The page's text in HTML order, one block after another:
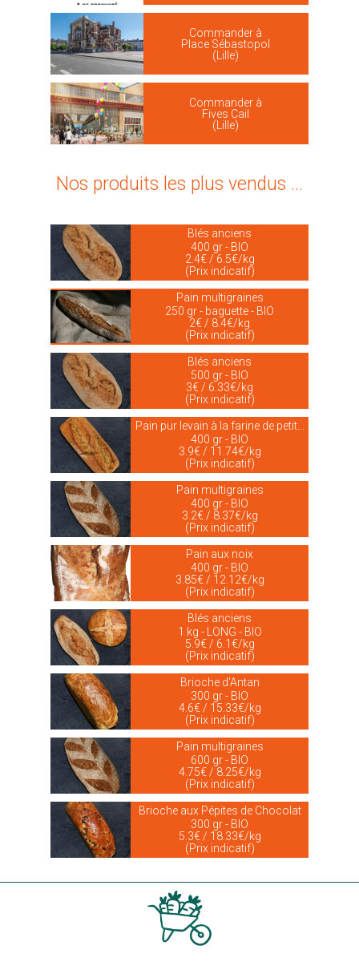
Commander à
Place Sébastopol
(Lille)
Commander à
Fives Cail
(Lille)
Nos produits les plus vendus ...
Blés anciens
400 gr - BIO
2.4€ / 6.5€/kg
(Prix indicatif)
Pain multigraines
250 gr - baguette - BIO
2€ / 8.4€/kg
(Prix indicatif)
Blés anciens
500 gr - BIO
3€ / 6.33€/kg
(Prix indicatif)
Pain pur levain à la farine de petit...
400 gr - BIO
3.9€ / 11.74€/kg
(Prix indicatif)
Pain multigraines
400 gr - BIO
3.2€ / 8.37€/kg
(Prix indicatif)
Pain aux noix
400 gr - BIO
3.85€ / 12.12€/kg
(Prix indicatif)
Blés anciens
1 kg - LONG - BIO
5.9€ / 6.1€/kg
(Prix indicatif)
Brioche d'Antan
300 gr - BIO
4.6€ / 15.33€/kg
(Prix indicatif)
Pain multigraines
600 gr - BIO
4.75€ / 8.25€/kg
(Prix indicatif)
Brioche aux Pépites de Chocolat
300 gr - BIO
5.3€ / 18.33€/kg
(Prix indicatif)